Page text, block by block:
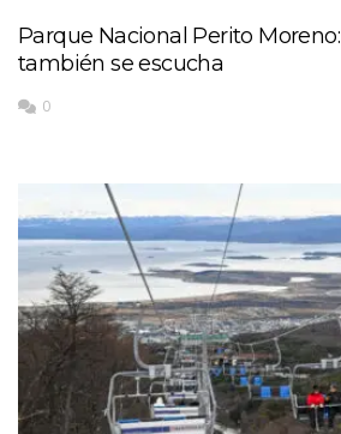
Parque Nacional Perito
también se escucha
0